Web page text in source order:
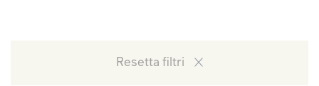
Resetta filtri